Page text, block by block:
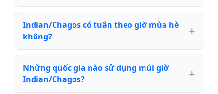
Indian/Chagos có tuân theo giờ mùa hè
không?
Những quốc gia nào sử dụng múi giờ
Indian/Chagos?